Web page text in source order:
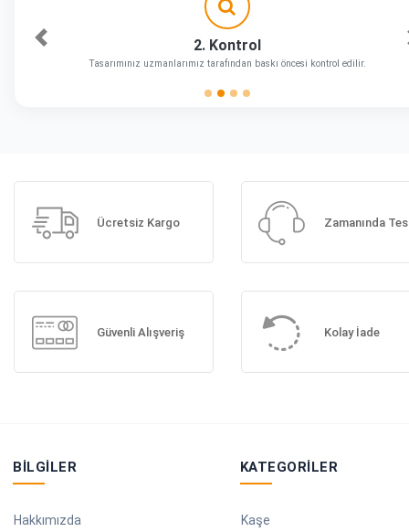
2. Kontrol
Tasarımınız uzmanlarımız tarafından baskı öncesi kontrol edilir.
Önceki
Ücretsiz Kargo Zamanında
Güvenli Alışveriş Kolay İade
BILGILER
Hakkımızda
KATEGORILER
Kaşe